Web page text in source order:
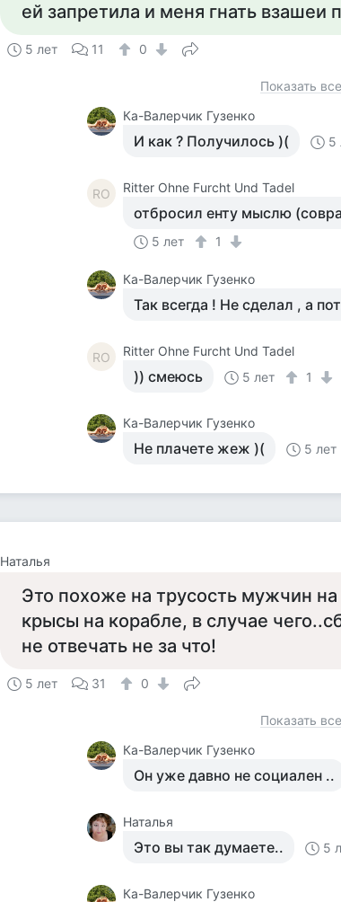
ей запретила и меня гнать взашеи
5 лет 11 0
Показать
Ка-Валерчик Гузенко
И как ? Получилось )( 5
RO Ritter Ohne Furcht Und Tadel
отбросил енту мыслю
5 лет 1
Ка-Валерчик Гузенко
Так всегда ! Не сделал , а
RO Ritter Ohne Furcht Und Tadel
)) смеюсь 5 лет 1
Ка-Валерчик Гузенко
Не плачете жеж )( 5 лет
Наталья
Это похоже на трусость мужчин на
крысы на корабле, в случае
не отвечать не за что!
5 лет 31 0
Показать
Ка-Валерчик Гузенко
Он уже давно не социален ..
Наталья
Это вы так думаете.. 5
Ка-Валерчик Гузенко